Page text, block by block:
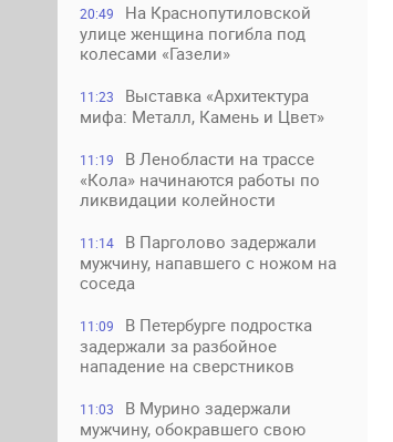
20:49
На Краснопутиловской
улице женщина погибла под
колесами «Газели»
11:23
Выставка «Архитектура
мифа: Металл, Камень и Цвет»
11:19
В Ленобласти на трассе
«Кола» начинаются работы по
ликвидации колейности
11:14
В Парголово задержали
мужчину, напавшего с ножом на
соседа
11:09
В Петербурге подростка
задержали за разбойное
нападение на сверстников
11:03
В Мурино задержали
мужчину, обокравшего свою